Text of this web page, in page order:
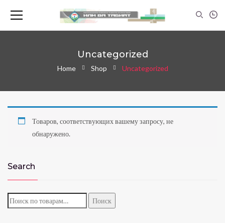
Uncategorized
Home Shop Uncategorized
Товаров, соответствующих вашему запросу, не
обнаружено.
Search
Искать: Поиск